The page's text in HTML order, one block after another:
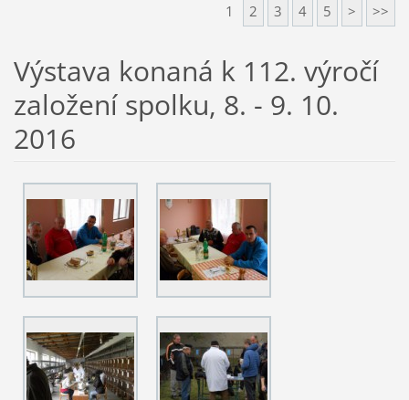
1 2 3 4 5 > >>
Výstava konaná k 112. výročí
založení spolku, 8. - 9. 10.
2016